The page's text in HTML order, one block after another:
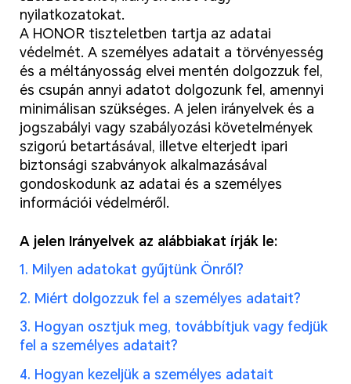
nyilatkozatokat.
A HONOR tiszteletben tartja az adatai
védelmét. A személyes adatait a törvényesség
és a méltányosság elvei mentén dolgozzuk fel,
és csupán annyi adatot dolgozunk fel, amennyi
minimálisan szükséges. A jelen irányelvek és a
jogszabályi vagy szabályozási követelmények
szigorú betartásával, illetve elterjedt ipari
biztonsági szabványok alkalmazásával
gondoskodunk az adatai és a személyes
információi védelméről.
A jelen Irányelvek az alábbiakat írják le:
1. Milyen adatokat gyűjtünk Önről?
2. Miért dolgozzuk fel a személyes adatait?
3. Hogyan osztjuk meg, továbbítjuk vagy fedjük
fel a személyes adatait?
4. Hogyan kezeljük a személyes adatait